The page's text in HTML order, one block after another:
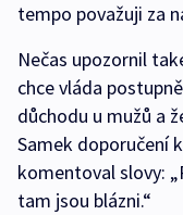
tempo považuji za
Nečas upozornil
chce vláda
důchodu u mužů a
Samek doporučení
komentoval slovy:
tam jsou blázni.“